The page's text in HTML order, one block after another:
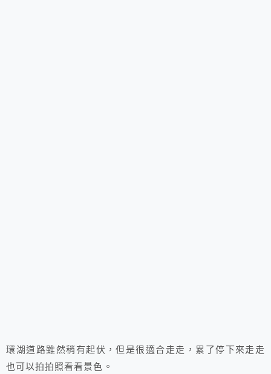
環湖道路雖然稍有起伏，但是很適合走走，累了停下來走走
也可以拍拍照看看景色。